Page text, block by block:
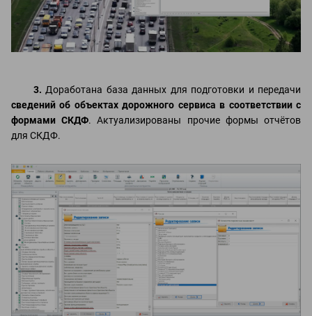
3. Доработана база данных для подготовки и передачи
сведений об объектах дорожного сервиса в соответствии с
формами СКДФ. Актуализированы прочие формы отчётов
для СКДФ.